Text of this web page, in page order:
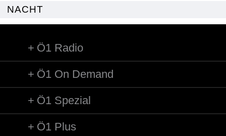
NACHT
Ö1 Radio
Ö1 On Demand
Ö1 Spezial
Ö1 Plus